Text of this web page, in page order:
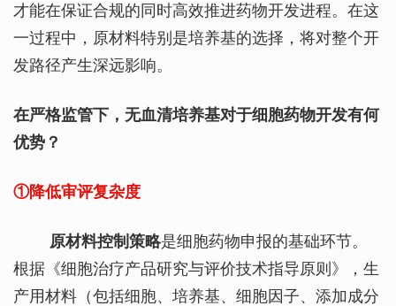
才能在保证合规的同时高效推进药物开发进程。在这
一过程中，原材料特别是培养基的选择，将对整个开
发路径产生深远影响。
在严格监管下，无血清培养基对于细胞药物开发有何
优势？
①降低审评复杂度
原材料控制策略是细胞药物申报的基础环节。
根据《细胞治疗产品研究与评价技术指导原则》，生
产用材料（包括细胞、培养基、细胞因子、添加成分